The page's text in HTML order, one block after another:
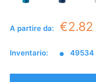
A partire da: €2.82
Inventario: 49534